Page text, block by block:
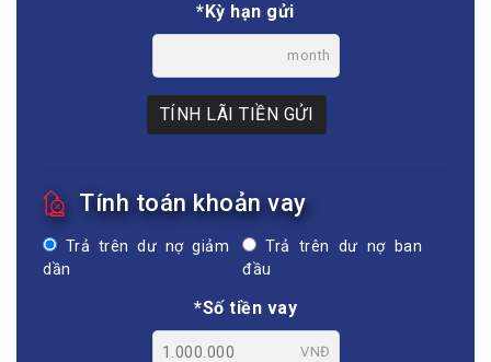
*Kỳ hạn gửi
month
TÍNH LÃI TIỀN GỬI
Tính toán khoản vay
Trả trên dư nợ giảm
dần
Trả trên dư nợ ban
đầu
*Số tiền vay
VNĐ